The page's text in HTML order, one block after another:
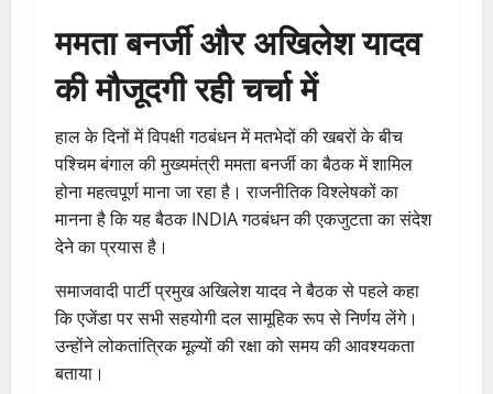
ममता बनर्जी और अखिलेश यादव
की मौजूदगी रही चर्चा में
हाल के दिनों में विपक्षी गठबंधन में मतभेदों की खबरों के बीच
पश्चिम बंगाल की मुख्यमंत्री ममता बनर्जी का बैठक में शामिल
होना महत्वपूर्ण माना जा रहा है। राजनीतिक विश्लेषकों का
मानना है कि यह बैठक INDIA गठबंधन की एकजुटता का संदेश
देने का प्रयास है।
समाजवादी पार्टी प्रमुख अखिलेश यादव ने बैठक से पहले कहा
कि एजेंडा पर सभी सहयोगी दल सामूहिक रूप से निर्णय लेंगे।
उन्होंने लोकतांत्रिक मूल्यों की रक्षा को समय की आवश्यकता
बताया।